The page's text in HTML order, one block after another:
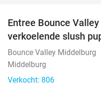
Entree Bounce
verkoelende slush
Bounce Valley Middelburg
Middelburg
Verkocht: 806